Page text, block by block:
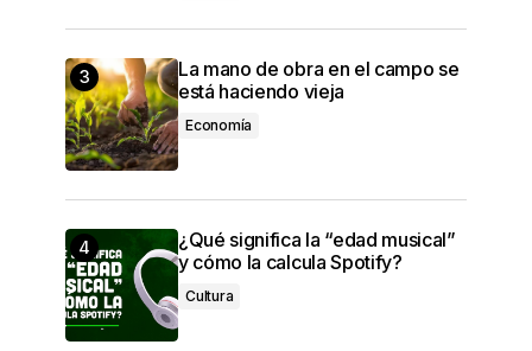
La mano de obra en el campo se
está haciendo vieja
Economía
¿Qué significa la “edad musical”
y cómo la calcula Spotify?
Cultura